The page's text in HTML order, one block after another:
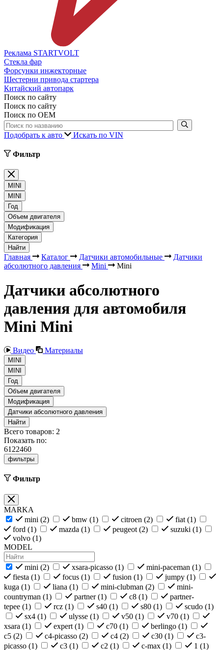
Реклама STARTVOLT
Стекла фар
Форсунки инжекторные
Шестерни привода стартера
Китайский автопарк
Поиск по сайту
Поиск по сайту
Поиск по ОЕМ
Подобрать к авто Искать по VIN
Фильтр
MINI
MINI
Год
Объем двигателя
Модификация
Категория
Найти
Главная Каталог Датчики автомобильные
Датчики
абсолютного давления
Mini Mini
Датчики абсолютного
давления для автомобиля
Mini Mini
Видео Материалы
MINI
MINI
Год
Объем двигателя
Модификация
Датчики абсолютного давления
Найти
Всего товаров: 2
Показать по:
6122460
фильтры
Фильтр
MARKA
mini (2) bmw (1) citroen (2) fiat (1)
ford (1) mazda (1) peugeot (2) suzuki (1)
volvo (1)
MODEL
mini (2) xsara-picasso (1) mini-paceman (1)
fiesta (1) focus (1) fusion (1) jumpy (1)
kuga (1) liana (1) mini-clubman (2)
mini-
countryman (1) partner (1) c8 (1)
partner-
tepee (1) rcz (1) s40 (1) s80 (1) scudo (1)
sx4 (1) ulysse (1) v50 (1) v70 (1)
xsara (1) expert (1) c70 (1) berlingo (1)
c5 (2) c4-picasso (2) c4 (2) c30 (1)
c3-
picasso (1) c3 (1) c2 (1) c-max (1) 1 (1)